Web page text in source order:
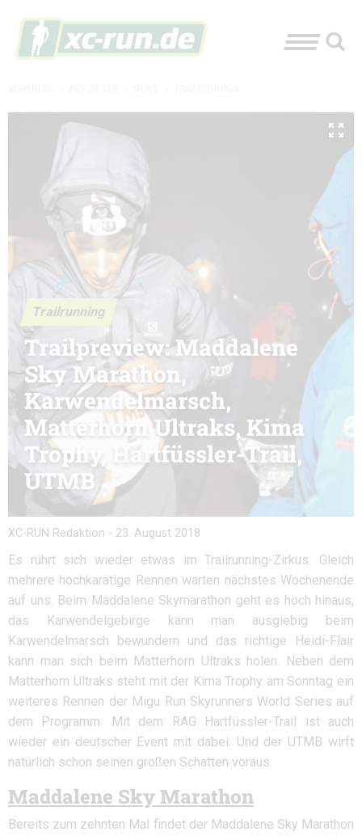
Trailrunning
Trailpreview: Maddalene
Sky Marathon,
Karwendelmarsch,
Matterhorn Ultraks, Kima
Trophy, Hartfüssler-Trail,
UTMB
XC-RUN Redaktion - 23. August 2018
Es rührt sich wieder etwas im Trailrunning-Zirkus. Gleich
mehrere hochkarätige Rennen warten nächstes Wochenende
auf uns. Beim Maddalene Skymarathon geht es hoch hinaus,
das Karwendelgebirge kann man ausgiebig beim
Karwendelmarsch bewundern und das richtige Heidi-Flair
kann man sich beim Matterhorn Ultraks holen. Neben dem
Matterhorn Ultraks steht mit der Kima Trophy am Sonntag ein
weiteres Rennen der Migu Run Skyrunners World Series auf
dem Programm. Mit dem RAG Hartfüssler-Trail ist auch
wieder ein deutscher Event mit dabei. Und der UTMB wirft
natürlich schon seinen großen Schatten voraus.
Maddalene Sky Marathon
Bereits zum zehnten Mal findet der Maddalene Sky Marathon